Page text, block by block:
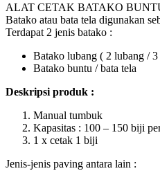
ALAT CETAK BATAKO
Batako atau bata tela digunakan
Terdapat 2 jenis batako :
Batako lubang ( 2 lubang /
Batako buntu / bata tela
Deskripsi produk :
Manual tumbuk
Kapasitas : 100 – 150 biji
1 x cetak 1 biji
Jenis-jenis paving antara lain :